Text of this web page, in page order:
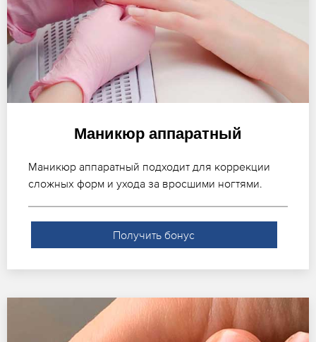
Маникюр аппаратный
Маникюр аппаратный подходит для коррекции
сложных форм и ухода за вросшими ногтями.
Получить бонус